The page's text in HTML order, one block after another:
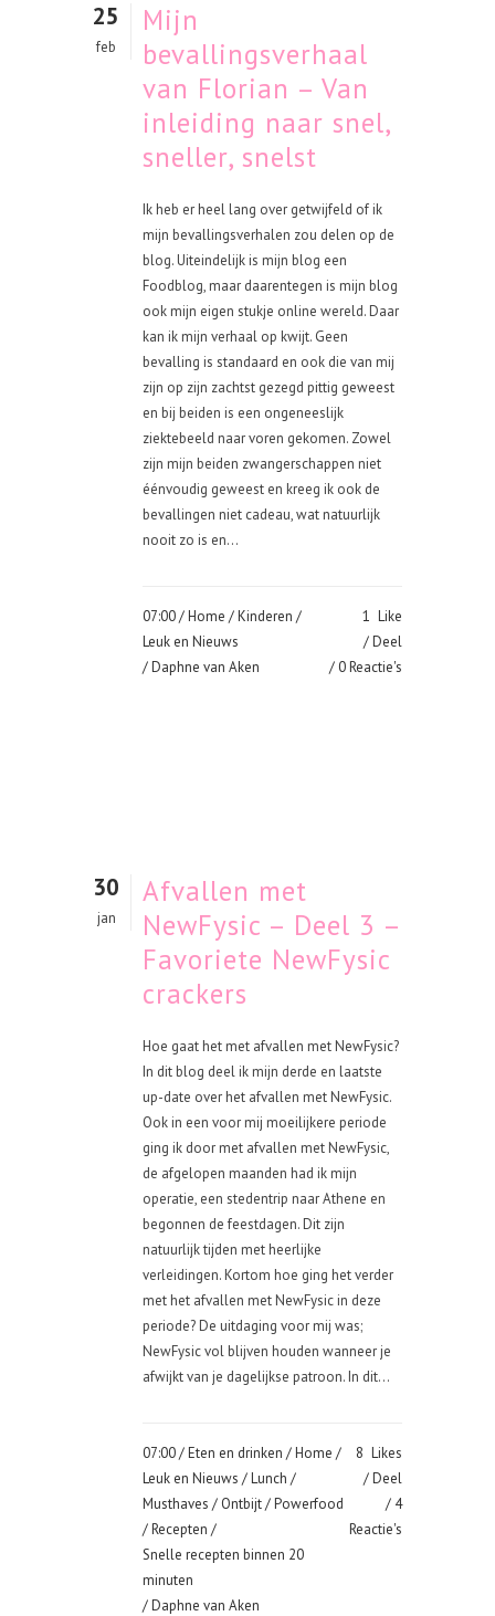
25
feb
Mijn
bevallingsverhaal
van Florian – Van
inleiding naar snel,
sneller, snelst
Ik heb er heel lang over getwijfeld of ik
mijn bevallingsverhalen zou delen op de
blog. Uiteindelijk is mijn blog een
Foodblog, maar daarentegen is mijn blog
ook mijn eigen stukje online wereld. Daar
kan ik mijn verhaal op kwijt. Geen
bevalling is standaard en ook die van mij
zijn op zijn zachtst gezegd pittig geweest
en bij beiden is een ongeneeslijk
ziektebeeld naar voren gekomen. Zowel
zijn mijn beiden zwangerschappen niet
éénvoudig geweest en kreeg ik ook de
bevallingen niet cadeau, wat natuurlijk
nooit zo is en...
07:00 /Home /Kinderen /
Leuk en Nieuws
/ Daphne van Aken
1 Like
Deel
0 Reactie's
30
jan
Afvallen met
NewFysic – Deel 3 –
Favoriete NewFysic
crackers
Hoe gaat het met afvallen met NewFysic?
In dit blog deel ik mijn derde en laatste
up-date over het afvallen met NewFysic.
Ook in een voor mij moeilijkere periode
ging ik door met afvallen met NewFysic,
de afgelopen maanden had ik mijn
operatie, een stedentrip naar Athene en
begonnen de feestdagen. Dit zijn
natuurlijk tijden met heerlijke
verleidingen. Kortom hoe ging het verder
met het afvallen met NewFysic in deze
periode? De uitdaging voor mij was;
NewFysic vol blijven houden wanneer je
afwijkt van je dagelijkse patroon. In dit...
07:00 /Eten en drinken /Home /
Leuk en Nieuws /Lunch /
Musthaves / Ontbijt/Powerfood
/Recepten /
Snelle recepten binnen 20
minuten
/ Daphne van Aken
8 Likes
Deel
4
Reactie's